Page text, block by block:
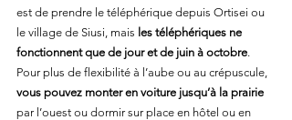
est de prendre le téléphérique depuis Ortisei ou
le village de Siusi, mais les téléphériques ne
fonctionnent que de jour et de juin à octobre.
Pour plus de flexibilité à l’aube ou au crépuscule,
vous pouvez monter en voiture jusqu’à la prairie
par l’ouest ou dormir sur place en hôtel ou en